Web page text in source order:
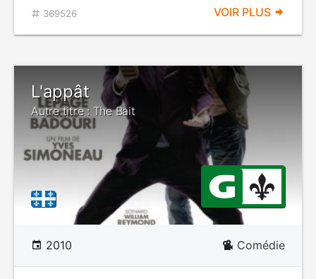
369526 VOIR PLUS
L'appât
Autre titre : The Bait
2010 Comédie